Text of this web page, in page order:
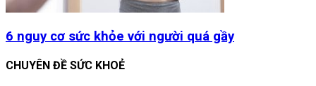
6 nguy cơ sức khỏe với người quá gầy
CHUYÊN ĐỀ SỨC KHOẺ